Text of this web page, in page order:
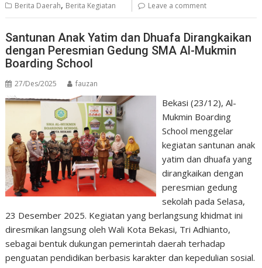
Berita Daerah, Berita Kegiatan Leave a comment
Santunan Anak Yatim dan Dhuafa Dirangkaikan
dengan Peresmian Gedung SMA Al-Mukmin
Boarding School
27/Des/2025 fauzan
Bekasi (23/12), Al-
Mukmin Boarding
School menggelar
kegiatan santunan anak
yatim dan dhuafa yang
dirangkaikan dengan
peresmian gedung
sekolah pada Selasa,
23 Desember 2025. Kegiatan yang berlangsung khidmat ini
diresmikan langsung oleh Wali Kota Bekasi, Tri Adhianto,
sebagai bentuk dukungan pemerintah daerah terhadap
penguatan pendidikan berbasis karakter dan kepedulian sosial.